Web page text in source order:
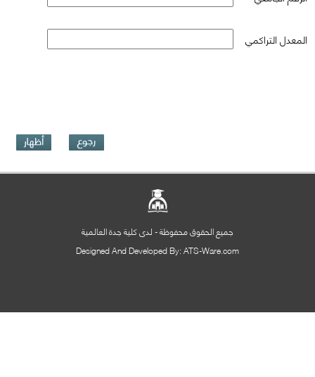
المعدل التراكمي
جميع الحقوق محفوظة - لدى كلية جدة العالمية
Designed And Developed By: ATS-Ware.com